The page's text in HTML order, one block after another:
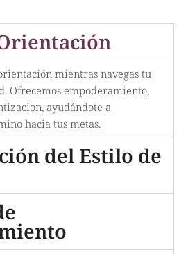
mientras navegas tu
Ofrecemos empoderamiento,
ayudándote a
hacia tus metas.
del Estilo de